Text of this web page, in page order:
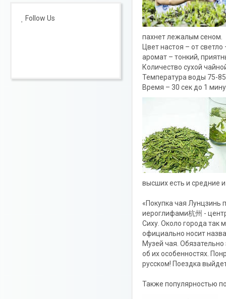
Follow Us
пахнет лежалым сеном.
Цвет настоя – от
аромат – тонкий,
Количество сухой
Температура воды 75-
Время – 30 сек до 1
высших есть и средние
«Покупка чая Лунцзинь
иероглифами杭州 -
Сиху. Около города так
официально носит
Музей чая.
об их особенностях.
русском! Поездка
Также популярностью